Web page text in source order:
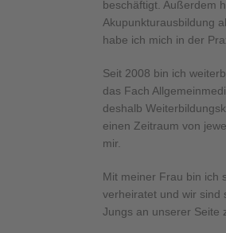
beschäftigt. Außerdem
Akupunkturausbildung
habe ich mich in der
Seit 2008 bin ich
das Fach
deshalb
einen Zeitraum von
mir.
Mit meiner Frau bin ich
verheiratet und wir sind
Jungs an unserer Seite